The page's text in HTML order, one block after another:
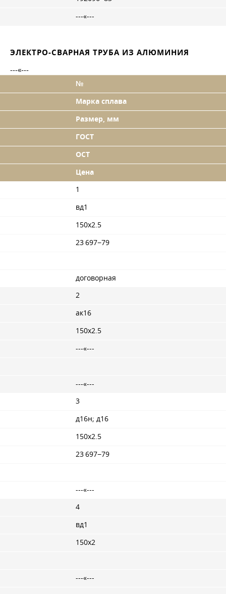
---«---
ЭЛЕКТРО-СВАРНАЯ ТРУБА ИЗ АЛЮМИНИЯ
---«---
№
Марка сплава
Размер, мм
ГОСТ
ОСТ
Цена
1
вд1
150x2.5
23 697−79
договорная
2
ак16
150x2.5
---«---
---«---
3
д16н; д16
150x2.5
23 697−79
---«---
4
вд1
150x2
---«---